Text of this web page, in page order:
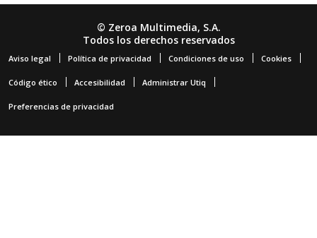
© Zeroa Multimedia, S.A.
Todos los derechos reservados
Aviso legal Política de privacidad Condiciones de uso Cookies
Código ético Accesibilidad Administrar Utiq
Preferencias de privacidad